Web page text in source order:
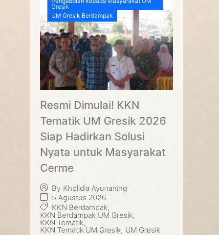
Gresik
UM Gresik Berdampak
Resmi Dimulai! KKN
Tematik UM Gresik 2026
Siap Hadirkan Solusi
Nyata untuk Masyarakat
Cerme
By Kholidia Ayunaning
5 Agustus 2026
KKN Berdampak,
KKN Berdampak UM Gresik,
KKN Tematik,
KKN Tematik UM Gresik, UM Gresik